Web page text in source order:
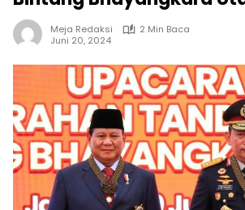
Meja Redaksi
2 Min Baca
Juni 20, 2024